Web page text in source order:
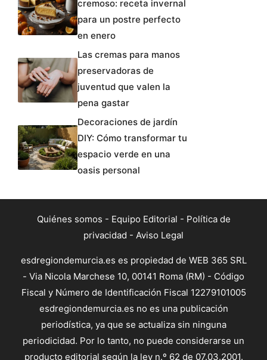
cremoso: receta invernal
para un postre perfecto
en enero
Las cremas para manos
preservadoras de
juventud que valen la
pena gastar
Decoraciones de jardín
DIY: Cómo transformar tu
espacio verde en una
oasis personal
Quiénes somos - Equipo Editorial - Política de
privacidad - Aviso Legal
esdregiondemurcia.es es propiedad de WEB 365 SRL
- Via Nicola Marchese 10, 00141 Roma (RM) - Código
Fiscal y Número de Identificación Fiscal 12279101005
esdregiondemurcia.es no es una publicación
periodística, ya que se actualiza sin ninguna
periodicidad. Por lo tanto, no puede considerarse un
producto editorial según la ley n.º 62 de 07.03.2001.